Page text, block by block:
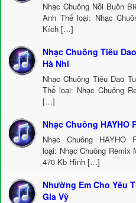
Nhạc Chuông Nỗi Buồn
Anh Thể loại: Nhạc
Kích […]
Nhạc Chuông Tiêu
Hà Nhi
Nhạc Chuông Tiêu Dao
Thể loại: Nhạc Chuông
[…]
Nhạc Chuông HAYHO
Nhạc Chuông HAYHO
loại: Nhạc Chuông Remix
470 Kb Hình […]
Nhường Em Cho Yêu
Gia Vỹ